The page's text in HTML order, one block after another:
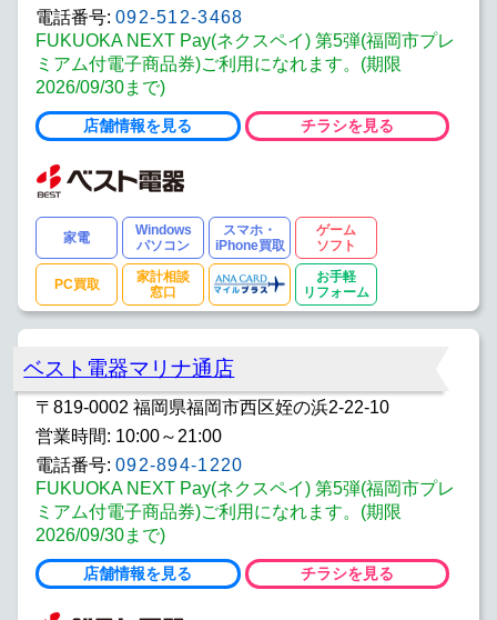
電話番号: 092-512-3468
FUKUOKA NEXT Pay(ネクスペイ) 第5弾(福岡市プレ
ミアム付電子商品券)ご利用になれます。(期限
2026/09/30まで)
店舗情報を見る チラシを見る
家電
Windows
パソコン
スマホ・
iPhone買取
ゲーム
ソフト
PC買取
家計相談
窓口
お手軽
リフォーム
ベスト電器マリナ通店
〒819-0002 福岡県福岡市西区姪の浜2-22-10
営業時間: 10:00～21:00
電話番号: 092-894-1220
FUKUOKA NEXT Pay(ネクスペイ) 第5弾(福岡市プレ
ミアム付電子商品券)ご利用になれます。(期限
2026/09/30まで)
店舗情報を見る チラシを見る